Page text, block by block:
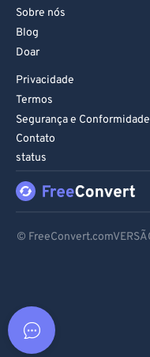
Sobre nós
Blog
Doar
Privacidade
Termos
Segurança e Conformidade
Contato
status
©